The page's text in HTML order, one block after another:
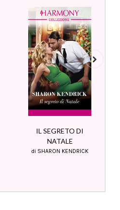
IL SEGRETO DI
NATALE
di SHARON KENDRICK
Next